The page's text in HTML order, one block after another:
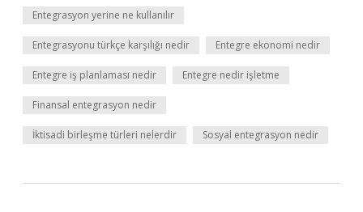
Entegrasyon yerine ne kullanılır
Entegrasyonu türkçe karşılığı nedir Entegre ekonomi nedir
Entegre iş planlaması nedir Entegre nedir işletme
Finansal entegrasyon nedir
İktisadi birleşme türleri nelerdir Sosyal entegrasyon nedir